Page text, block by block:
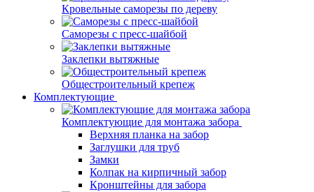
Кровельные саморезы по дереву
Саморезы с пресс-шайбой
Заклепки вытяжные
Общестроительный крепеж
Комплектующие
Комплектующие для монтажа забора
Верхняя планка на забор
Заглушки для труб
Замки
Колпак на кирпичный забор
Кронштейны для забора